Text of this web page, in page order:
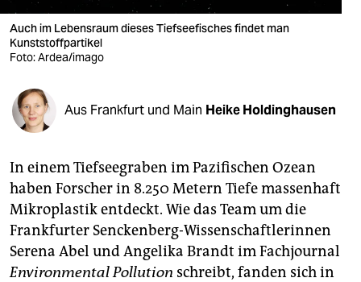
verlag
verlag
shop
fragen & hilfe
unterstützen
abo
genossenschaft
epaper login
Auch im Lebensraum dieses Tiefseefisches findet man
Kunststoffpartikel
Foto: Ardea/imago
Aus Frankfurt und Main Heike Holdinghausen
In einem Tiefseegraben im Pazifischen Ozean
haben Forscher in 8.250 Metern Tiefe massenhaft
Mikroplastik entdeckt. Wie das Team um die
Frankfurter Senckenberg-Wissenschaftlerinnen
Serena Abel und Angelika Brandt im Fachjournal
Environmental Pollution schreibt, fanden sich in